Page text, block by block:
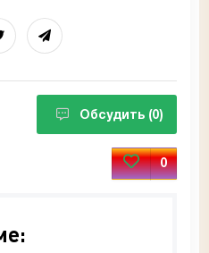
Обсудить (0)
0